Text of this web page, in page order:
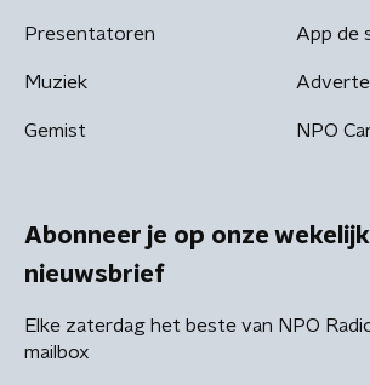
Presentatoren
Muziek
Gemist
App de
NPO
Abonneer je op onze
nieuwsbrief
Elke zaterdag het beste van NPO
mailbox